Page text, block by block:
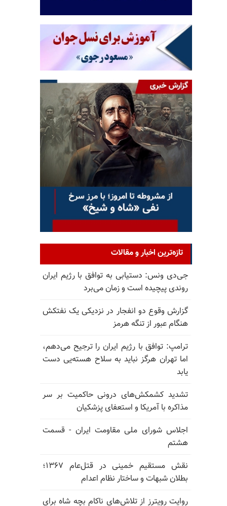
تازه‌ترین اخبار و مقالات
جی‌دی ونس: دستیابی به توافق با رژیم ایران
روندی پیچیده است و زمان می‌برد
گزارش وقوع دو انفجار در نزدیکی یک نفتکش
هنگام عبور از تنگه هرمز
ترامپ: توافق با رژیم ایران را ترجیح می‌دهم،
اما تهران هرگز نباید به سلاح هسته‌یی دست
یابد
تشدید کشمکش‌های درونی حاکمیت بر سر
مذاکره با آمریکا و استعفای پزشکیان
اجلاس شورای ملی مقاومت ایران - قسمت
هشتم
نقش مستقیم خمینی در قتل‌عام ۱۳۶۷؛
بطلان شبهات و ساختار نظام اعدام
روایت رویترز از تلاش‌های ناکام بچه شاه برای